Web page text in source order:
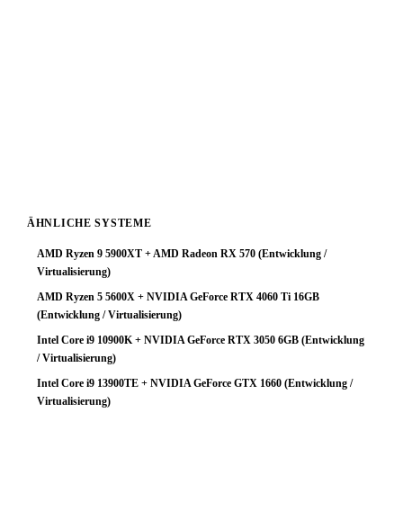
ÄHNLICHE SYSTEME
AMD Ryzen 9 5900XT + AMD Radeon RX 570 (Entwicklung /
Virtualisierung)
AMD Ryzen 5 5600X + NVIDIA GeForce RTX 4060 Ti 16GB
(Entwicklung / Virtualisierung)
Intel Core i9 10900K + NVIDIA GeForce RTX 3050 6GB (Entwicklung
/ Virtualisierung)
Intel Core i9 13900TE + NVIDIA GeForce GTX 1660 (Entwicklung /
Virtualisierung)